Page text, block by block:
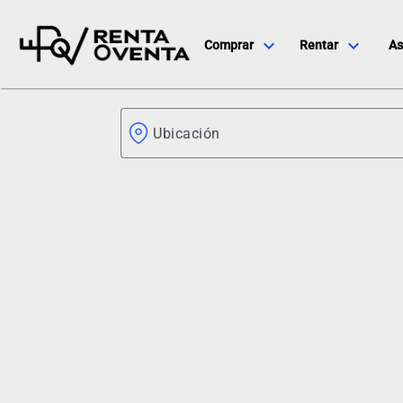
Comprar expand_more Rentar expand_more
Ubicación